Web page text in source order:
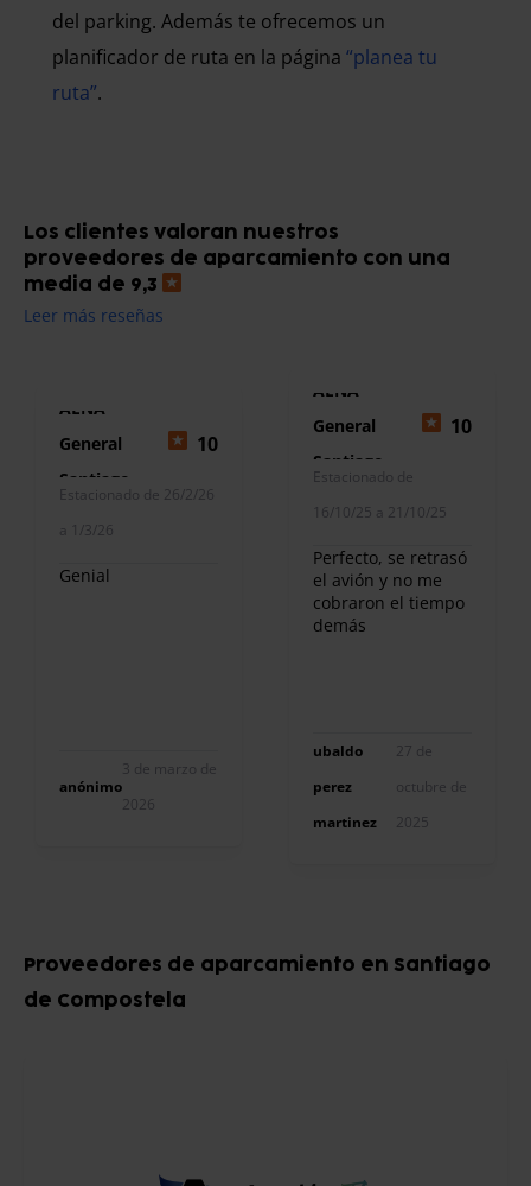
del parking. Además te ofrecemos un
planificador de ruta en la página “planea tu
ruta”.
Los clientes valoran nuestros
proveedores de aparcamiento con una
media de 9,3
Leer más reseñas
AENA
General
Santiago
10
Estacionado de 26/2/26
a 1/3/26
Genial
anónimo
3 de marzo de
2026
AENA
General
Santiago
10
Estacionado de
16/10/25 a 21/10/25
Perfecto, se retrasó
el avión y no me
cobraron el tiempo
demás
ubaldo
perez
martinez
27 de
octubre de
2025
Proveedores de aparcamiento en Santiago
de Compostela